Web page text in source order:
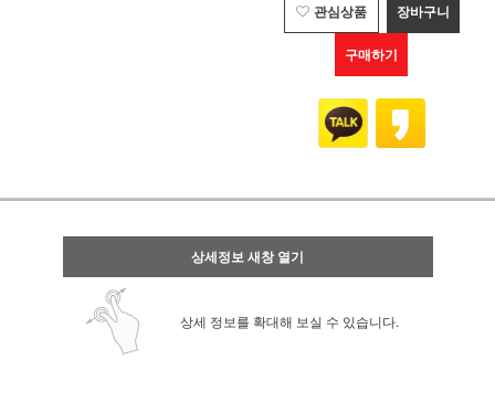
관심상품 장바구니
구매하기
상세정보 새창 열기
상세 정보를 확대해 보실 수 있습니다.